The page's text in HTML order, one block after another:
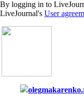
By logging in to
LiveJournal's User